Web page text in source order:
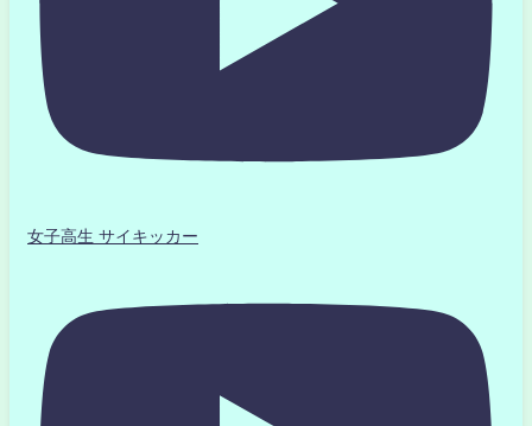
女子高生 サイキッカー